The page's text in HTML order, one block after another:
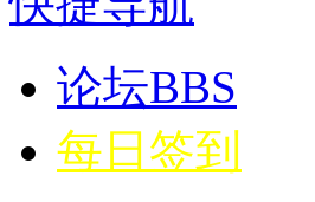
论坛BBS
每日签到